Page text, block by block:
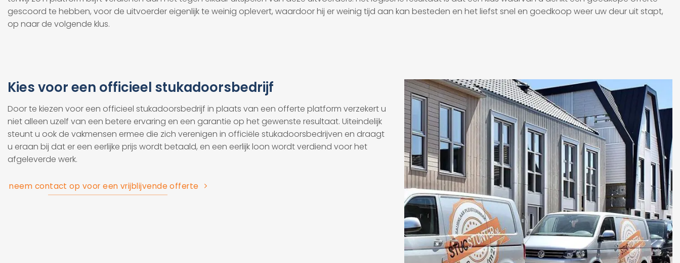
gescoord te hebben, voor de uitvoerder eigenlijk te weinig oplevert, waardoor hij er weinig tijd aan kan besteden en het liefst snel en goedkoop weer uw deur uit stapt,
op naar de volgende klus.
Kies voor een officieel stukadoorsbedrijf
Door te kiezen voor een officieel stukadoorsbedrijf in plaats van een offerte platform verzekert u
niet alleen uzelf van een betere ervaring en een garantie op het gewenste resultaat. Uiteindelijk
steunt u ook de vakmensen ermee die zich verenigen in officiële stukadoorsbedrijven en draagt
u eraan bij dat er een eerlijke prijs wordt betaald, en een eerlijk loon wordt verdiend voor het
afgeleverde werk.
neem contact op voor een vrijblijvende offerte